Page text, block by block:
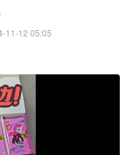
11-12 05:05